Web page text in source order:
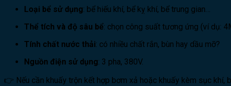
Loại bể sử dụng: bể hiếu khí, bể kỵ khí, bể trung gian…
Thể tích và độ sâu bể: chọn công suất tương ứng (ví dụ:
Tính chất nước thải: có nhiều chất rắn, bùn hay dầu mỡ?
Nguồn điện sử dụng: 3 pha, 380V.
👉 Nếu cần khuấy trộn kết hợp bơm xả hoặc khuấy kèm sục khí,